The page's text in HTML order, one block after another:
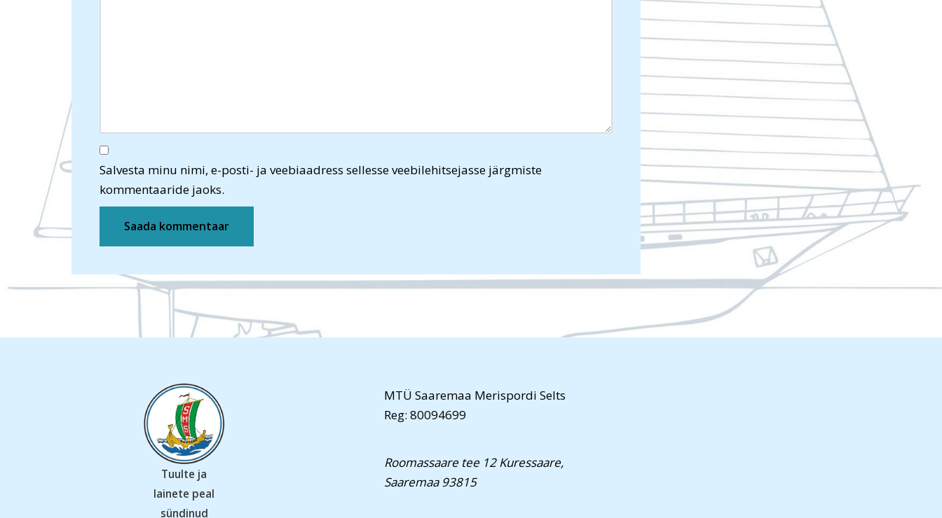
Salvesta minu nimi, e-posti- ja veebiaadress sellesse veebilehitsejasse järgmiste
kommentaaride jaoks.
Tuulte ja
lainete peal
sündinud
MTÜ Saaremaa Merispordi Selts
Reg: 80094699
Roomassaare tee 12 Kuressaare,
Saaremaa 93815